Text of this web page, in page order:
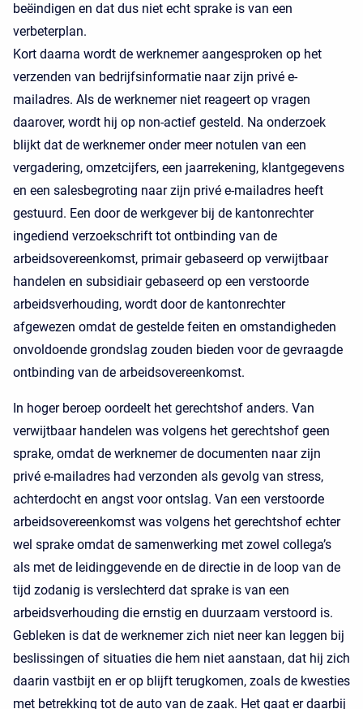
beëindigen en dat dus niet echt sprake is van een
verbeterplan.
Kort daarna wordt de werknemer aangesproken op het
verzenden van bedrijfsinformatie naar zijn privé e-
mailadres. Als de werknemer niet reageert op vragen
daarover, wordt hij op non-actief gesteld. Na onderzoek
blijkt dat de werknemer onder meer notulen van een
vergadering, omzetcijfers, een jaarrekening, klantgegevens
en een salesbegroting naar zijn privé e-mailadres heeft
gestuurd. Een door de werkgever bij de kantonrechter
ingediend verzoekschrift tot ontbinding van de
arbeidsovereenkomst, primair gebaseerd op verwijtbaar
handelen en subsidiair gebaseerd op een verstoorde
arbeidsverhouding, wordt door de kantonrechter
afgewezen omdat de gestelde feiten en omstandigheden
onvoldoende grondslag zouden bieden voor de gevraagde
ontbinding van de arbeidsovereenkomst.
In hoger beroep oordeelt het gerechtshof anders. Van
verwijtbaar handelen was volgens het gerechtshof geen
sprake, omdat de werknemer de documenten naar zijn
privé e-mailadres had verzonden als gevolg van stress,
achterdocht en angst voor ontslag. Van een verstoorde
arbeidsovereenkomst was volgens het gerechtshof echter
wel sprake omdat de samenwerking met zowel collega’s
als met de leidinggevende en de directie in de loop van de
tijd zodanig is verslechterd dat sprake is van een
arbeidsverhouding die ernstig en duurzaam verstoord is.
Gebleken is dat de werknemer zich niet neer kan leggen bij
beslissingen of situaties die hem niet aanstaan, dat hij zich
daarin vastbijt en er op blijft terugkomen, zoals de kwesties
met betrekking tot de auto van de zaak. Het gaat er daarbij